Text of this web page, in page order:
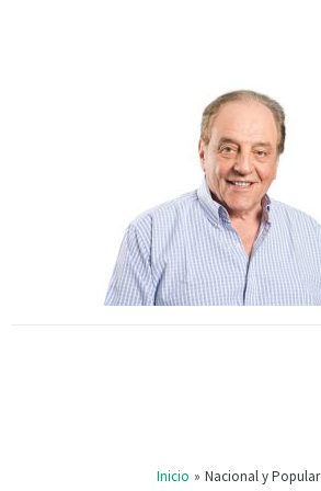
Inicio Nacional y Popular